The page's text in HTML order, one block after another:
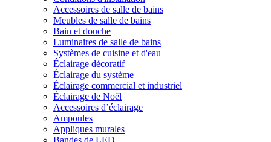
Accessoires de salle de bains
Meubles de salle de bains
Bain et douche
Luminaires de salle de bains
Systèmes de cuisine et d'eau
Éclairage décoratif
Éclairage du système
Éclairage commercial et industriel
Éclairage de Noël
Accessoires d’éclairage
Ampoules
Appliques murales
Bandes de LED